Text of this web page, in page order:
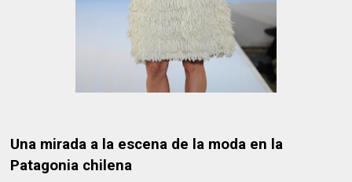
Una mirada a la escena de la moda en la
Patagonia chilena